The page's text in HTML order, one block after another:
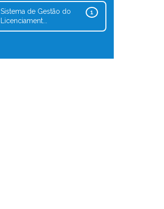
1
Sistema de Gestão do
Licenciament...